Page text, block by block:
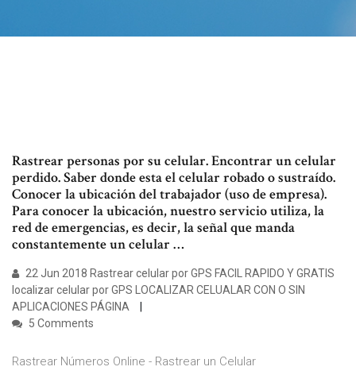
Rastrear personas por su celular. Encontrar un celular
perdido. Saber donde esta el celular robado o sustraído.
Conocer la ubicación del trabajador (uso de empresa).
Para conocer la ubicación, nuestro servicio utiliza, la
red de emergencias, es decir, la señal que manda
constantemente un celular …
22 Jun 2018 Rastrear celular por GPS FACIL RAPIDO Y GRATIS
localizar celular por GPS LOCALIZAR CELUALAR CON O SIN
APLICACIONES PÁGINA
5 Comments
Rastrear Números Online - Rastrear un Celular